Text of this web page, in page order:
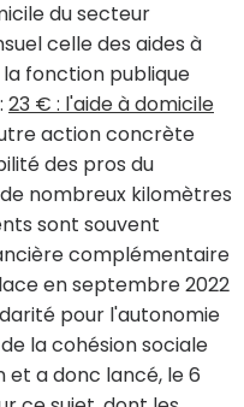
du secteur
celle des aides à
fonction publique
23 € : l'aide à domicile
action concrète
des pros du
nombreux kilomètres
sont souvent
complémentaire
en septembre 2022
pour l'autonomie
la cohésion sociale
et a donc lancé, le 6